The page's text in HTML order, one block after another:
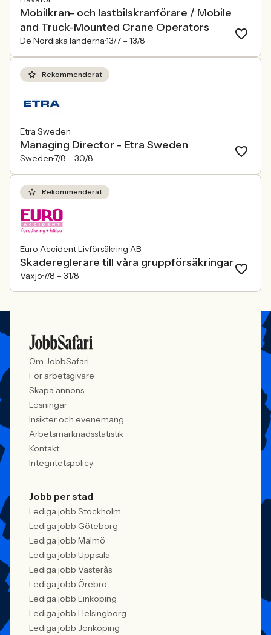
Mobilkran- och lastbilskranförare / Mobile
and Truck-Mounted Crane Operators
De Nordiska länderna13/7 – 13/8
Rekommenderat
Etra Sweden
Managing Director - Etra Sweden
Sweden7/8 – 30/8
Rekommenderat
Euro Accident Livförsäkring AB
Skadereglerare till våra gruppförsäkringar
Växjö7/8 – 31/8
Om JobbSafari
För arbetsgivare
Skapa annons
Lösningar
Insikter och evenemang
Arbetsmarknadsstatistik
Kontakt
Integritetspolicy
Jobb per stad
Lediga jobb Stockholm
Lediga jobb Göteborg
Lediga jobb Malmö
Lediga jobb Uppsala
Lediga jobb Västerås
Lediga jobb Örebro
Lediga jobb Linköping
Lediga jobb Helsingborg
Lediga jobb Jönköping